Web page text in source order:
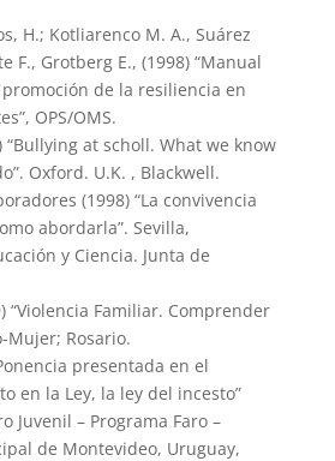
H.; Kotliarenco M. A., Suárez
F., Grotberg E., (1998) “Manual
de la resiliencia en
OPS/OMS.
“Bullying at scholl. What we know
Oxford. U.K. , Blackwell.
(1998) “La convivencia
abordarla”. Sevilla,
y Ciencia. Junta de
“Violencia Familiar. Comprender
Mujer; Rosario.
presentada en el
en la Ley, la ley del incesto”
Juvenil – Programa Faro –
de Montevideo, Uruguay,